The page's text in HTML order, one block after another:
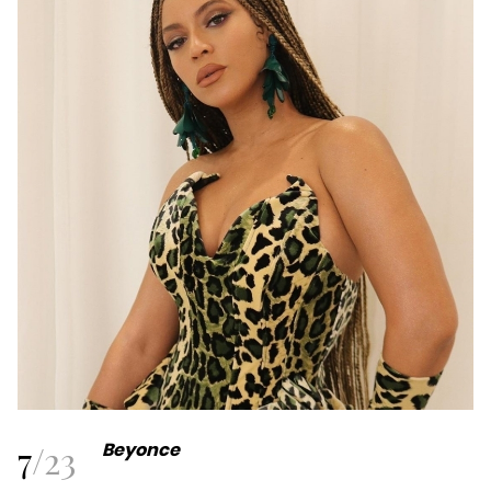
7/23 Beyonce